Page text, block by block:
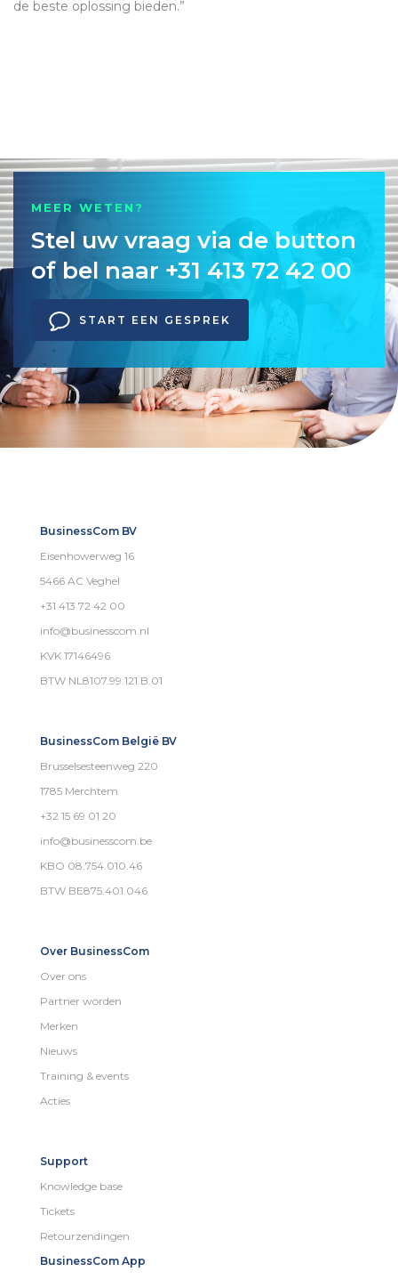
de beste oplossing bieden.”
MEER WETEN?
Stel uw vraag via de button
of bel naar +31 413 72 42 00
START EEN GESPREK
BusinessCom BV
Eisenhowerweg 16
5466 AC Veghel
+31 413 72 42 00
info@businesscom.nl
KVK 17146496
BTW NL8107.99.121.B.01
BusinessCom België BV
Brusselsesteenweg 220
1785 Merchtem
+32 15 69 01 20
info@businesscom.be
KBO 08.754.010.46
BTW BE875.401.046
Over BusinessCom
Over ons
Partner worden
Merken
Nieuws
Training & events
Acties
Support
Knowledge base
Tickets
Retourzendingen
BusinessCom App